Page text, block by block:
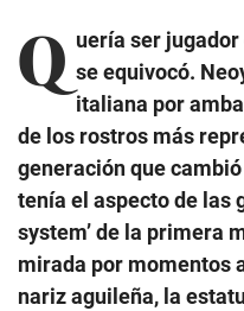
Q uería ser
se equivocó.
italiana por
de los rostros más
generación que
tenía el aspecto de las
system’ de la primera
mirada por momentos
nariz aguileña, la